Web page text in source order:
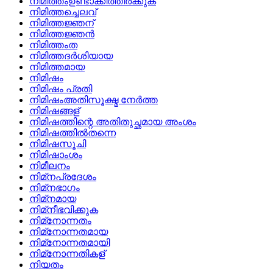
നിമിത്തച്ചെലവ്
നിമിത്തജ്ഞന്
നിമിത്തജ്ഞന്‍
നിമിത്തംത
നിമിത്തദര്‍ശിയായ
നിമിത്തമായ
നിമിഷം
നിമിഷം പ്രതി
നിമിഷംഅതിസൂക്ഷ്മ നേര്‍ത്ത
നിമിഷങ്ങള്
നിമിഷത്തിന്റെ അതിതുച്ഛമായ അംശം
നിമിഷത്തില്‍തന്നെ
നിമിഷസൂചി
നിമിഷാംശം
നിമീലനം
നിമ്‌നപ്രദേശം
നിമ്‌നഭാഗം
നിമ്‌നമായ
നിമ്‌നീഭവിക്കുക
നിമ്‌നോന്നതം
നിമ്‌നോന്നതമായ
നിമ്‌നോന്നതമായി
നിമ്‌നോന്നതികള്
നിയതം